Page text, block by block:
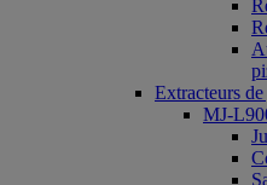
Extracteurs
MJ-